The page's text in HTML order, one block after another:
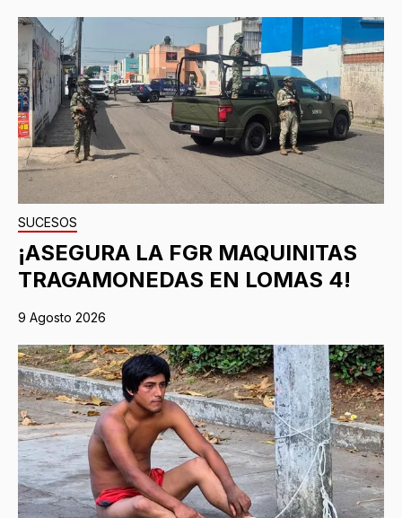
SUCESOS
¡ASEGURA LA FGR MAQUINITAS
TRAGAMONEDAS EN LOMAS 4!
9 Agosto 2026